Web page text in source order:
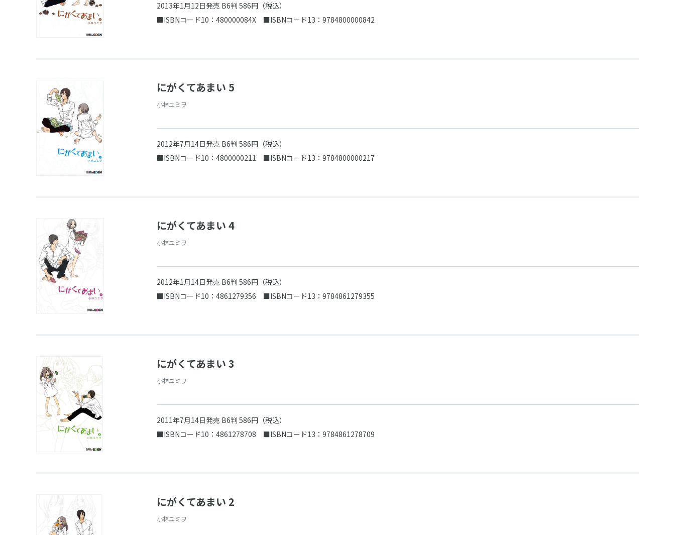
2013年1月12日発売 B6判 586円（税込）
■ISBNコード10：480000084X ■ISBNコード13：9784800000842
にがくてあまい 5
小林ユミヲ
2012年7月14日発売 B6判 586円（税込）
■ISBNコード10：4800000211 ■ISBNコード13：9784800000217
にがくてあまい 4
小林ユミヲ
2012年1月14日発売 B6判 586円（税込）
■ISBNコード10：4861279356 ■ISBNコード13：9784861279355
にがくてあまい 3
小林ユミヲ
2011年7月14日発売 B6判 586円（税込）
■ISBNコード10：4861278708 ■ISBNコード13：9784861278709
にがくてあまい 2
小林ユミヲ